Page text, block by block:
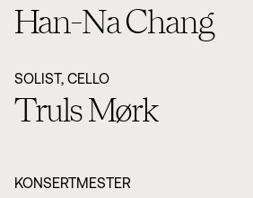
Han-Na Chang
SOLIST, CELLO
Truls Mørk
KONSERTMESTER